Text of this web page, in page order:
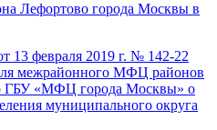
Лефортово города Москвы в
февраля 2019 г. № 142-22
межрайонного МФЦ районов
ГБУ «МФЦ города Москвы» о
муниципального округа